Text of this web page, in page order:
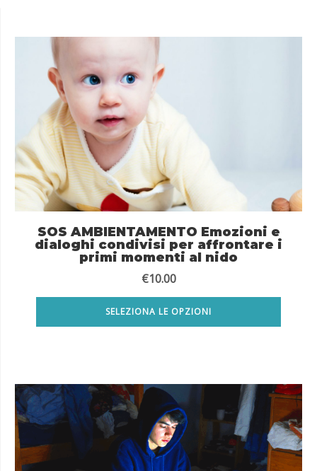
SOS AMBIENTAMENTO Emozioni e
dialoghi condivisi per affrontare i
primi momenti al nido
€10.00
SELEZIONA LE OPZIONI